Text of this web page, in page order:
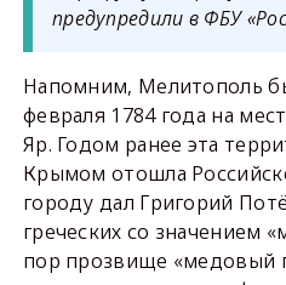
предупредили в ФБУ
Напомним, Мелитополь
февраля 1784 года на
Яр. Годом ранее эта
Крымом отошла
городу дал Григорий
греческих со значением
пор прозвище «медовый